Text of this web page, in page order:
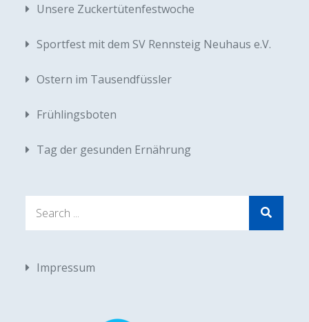
Unsere Zuckertütenfestwoche
Sportfest mit dem SV Rennsteig Neuhaus e.V.
Ostern im Tausendfüssler
Frühlingsboten
Tag der gesunden Ernährung
Impressum